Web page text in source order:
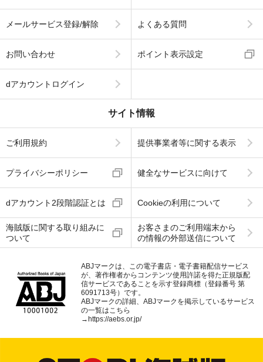
メールサービス登録/解除 よくある質問
お問い合わせ ポイント表示設定
dアカウントログイン
サイト情報
ご利用規約 提供事業者等に関する表示
プライバシーポリシー 健全なサービスに向けて
dアカウント2段階認証とは Cookieの利用について
海賊版に関する取り組みに
ついて
お客さまのご利用端末から
の情報の外部送信について
ABJマークは、この電子書店・電子書籍配信サービス
が、著作権者からコンテンツ使用許諾を得た正規版配
信サービスであることを示す登録商標（登録番号 第
6091713号）です。
ABJマークの詳細、ABJマークを掲示しているサービス
の一覧はこちら
→https://aebs.or.jp/